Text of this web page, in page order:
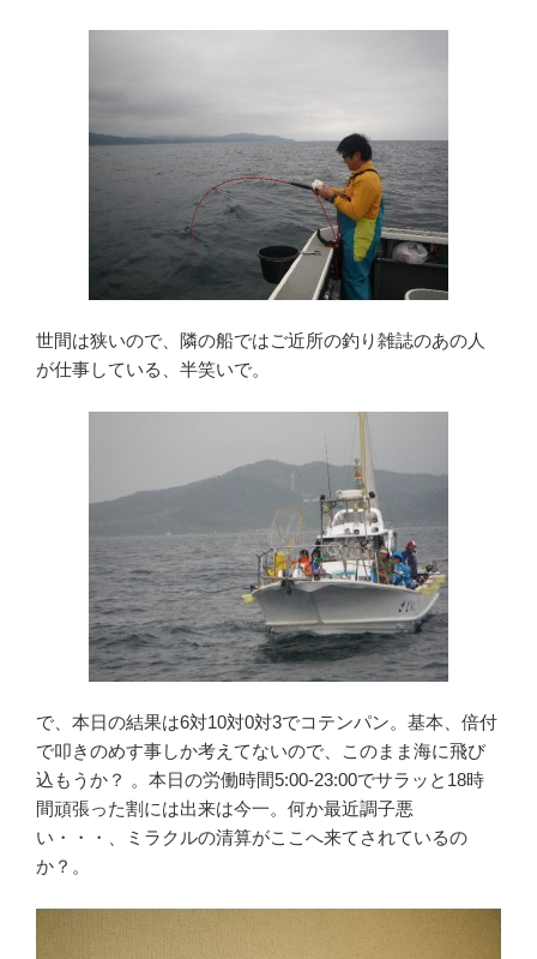
世間は狭いので、隣の船ではご近所の釣り雑誌のあの人
が仕事している、半笑いで。
で、本日の結果は6対10対0対3でコテンパン。基本、倍付
で叩きのめす事しか考えてないので、このまま海に飛び
込もうか？ 。本日の労働時間5:00-23:00でサラッと18時
間頑張った割には出来は今一。何か最近調子悪
い・・・、ミラクルの清算がここへ来てされているの
か？。